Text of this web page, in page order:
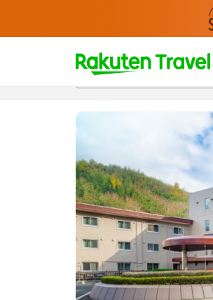
t
p
a
_
s
e
a
r
h
概覽房間及住宿方案 評價設施